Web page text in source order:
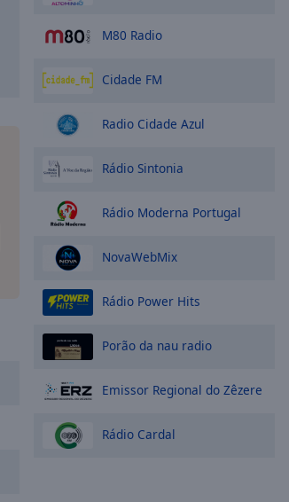
M80 Radio
Cidade FM
Radio Cidade Azul
Rádio Sintonia
Rádio Moderna Portugal
NovaWebMix
Rádio Power Hits
Porão da nau radio
Emissor Regional do Zêzere
Rádio Cardal